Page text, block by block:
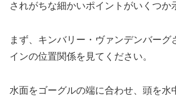
されがちな細かいポイントがいくつか
まず、キンバリー・ヴァンデンバーグ
インの位置関係を見てください。
水面をゴーグルの端に合わせ、頭を水